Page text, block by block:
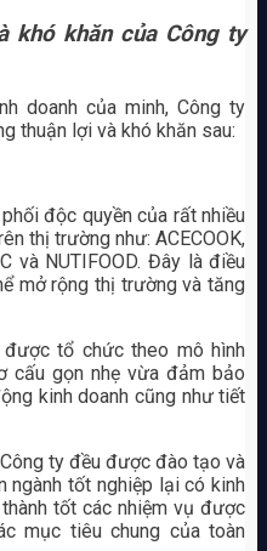
khó khăn của Công ty
doanh của minh, Công ty
thuận lợi và khó khăn sau:
độc quyền của rất nhiều
thị trường như: ACECOOK,
và NUTIFOOD. Đây là điều
mở rộng thị trường và tăng
tổ chức theo mô hình
cấu gọn nhẹ vừa đảm bảo
kinh doanh cũng như tiết
ty đều được đào tạo và
ngành tốt nghiệp lại có kinh
tốt các nhiệm vụ được
mục tiêu chung của toàn